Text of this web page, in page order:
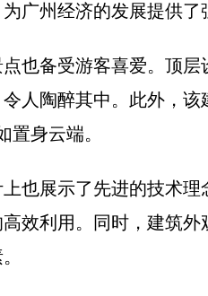
广州经济的发展提供了
也备受游客喜爱。顶
人陶醉其中。此外，
置身云端。
也展示了先进的技术
效利用。同时，建筑